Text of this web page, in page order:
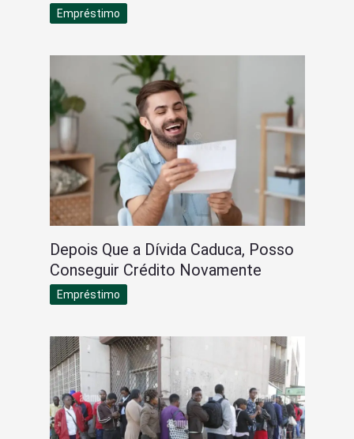
Empréstimo
Depois Que a Dívida Caduca, Posso
Conseguir Crédito Novamente
Empréstimo